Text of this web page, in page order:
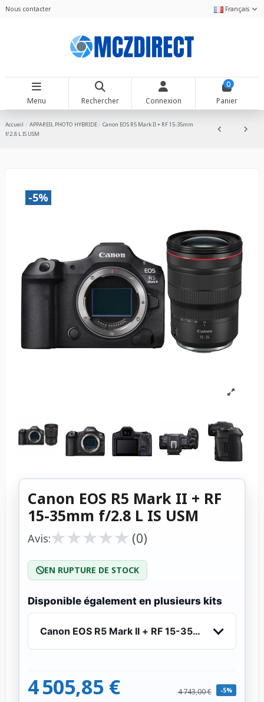
Nous contacter Français
Menu Rechercher Connexion
0
Panier
Accueil APPAREIL PHOTO HYBRIDE
Canon EOS R5 Mark II + RF 15-35mm
f/2.8 L IS USM
-5%
Canon EOS R5 Mark II + RF
15-35mm f/2.8 L IS USM
Avis:★
★★
★★
★★
★★
★ (0)
EN RUPTURE DE STOCK
Disponible également en plusieurs kits
Canon EOS R5 Mark II + RF 15-35mm f/2.8 L IS
4 505,85 € 4 743,00 € -5%